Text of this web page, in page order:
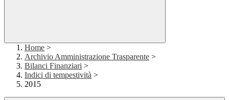
Home >
Archivio Amministrazione Trasparente >
Bilanci Finanziari >
Indici di tempestività >
2015